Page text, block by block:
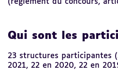
Qui sont les
23 structures participantes
2021, 22 en 2020, 22 en